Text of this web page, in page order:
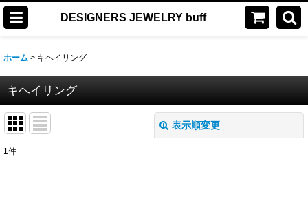
DESIGNERS JEWELRY buff
ホーム > キヘイリング
キヘイリング
表示順変更
1件